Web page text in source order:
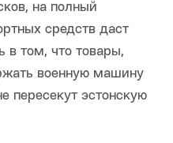
на полный
средств даст
в том, что товары,
военную машину
пересекут эстонскую